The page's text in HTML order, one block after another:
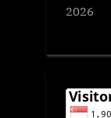
2026